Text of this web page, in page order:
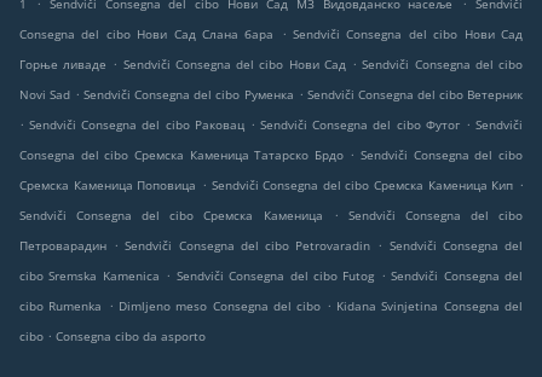
1
Sendviči Consegna del cibo Нови Сад МЗ Видовданско насеље
Sendviči
Consegna del cibo Нови Сад Слана бара
. Sendviči Consegna del cibo Нови Сад
Горње ливаде . Sendviči Consegna del cibo Нови Сад . Sendviči Consegna del cibo
Novi Sad . Sendviči Consegna del cibo Руменка . Sendviči Consegna del cibo Ветерник
. Sendviči Consegna del cibo Раковац . Sendviči Consegna del cibo Футог . Sendviči
Consegna del cibo Сремска Каменица Татарско Брдо . Sendviči Consegna del cibo
Сремска Каменица Поповица . Sendviči Consegna del cibo Сремска Каменица Кип .
Sendviči Consegna del cibo Сремска Каменица
.
Sendviči Consegna del cibo
Петроварадин . Sendviči Consegna del cibo Petrovaradin . Sendviči Consegna del
cibo Sremska Kamenica . Sendviči Consegna del cibo Futog . Sendviči Consegna del
cibo Rumenka
. Dimljeno meso Consegna del cibo . Kidana Svinjetina Consegna del
cibo . Consegna cibo da asporto